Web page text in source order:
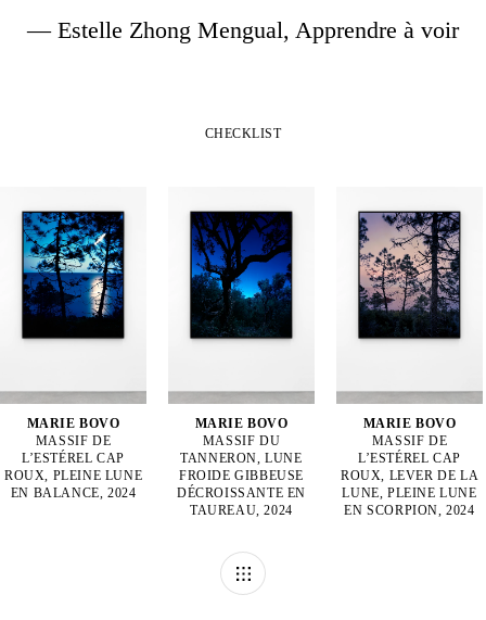
— Estelle Zhong Mengual, Apprendre à voir
CHECKLIST
MARIE BOVO
MASSIF DE
L’ESTÉREL CAP
ROUX, PLEINE LUNE
EN BALANCE, 2024
MARIE BOVO
MASSIF DU
TANNERON, LUNE
FROIDE GIBBEUSE
DÉCROISSANTE EN
TAUREAU, 2024
MARIE BOVO
MASSIF DE
L’ESTÉREL CAP
ROUX, LEVER DE LA
LUNE, PLEINE LUNE
EN SCORPION, 2024